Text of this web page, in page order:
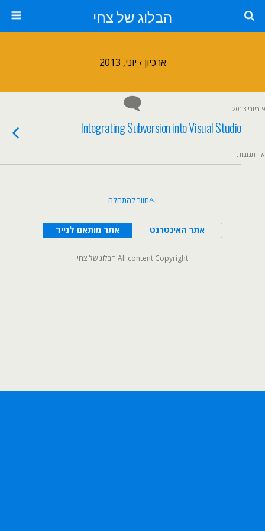
הבלוג של צחי
ארכיון › יוני, 2013
9 ביוני 2013
Integrating Subversion into Visual Studio
אין תגובות
חזור להתחלה
אתר מותאם לנייד אתר האינטרנט
All content Copyright הבלוג של צחי